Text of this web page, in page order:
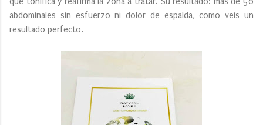
abdominales sin esfuerzo ni dolor de espalda, como veis un
resultado perfecto.